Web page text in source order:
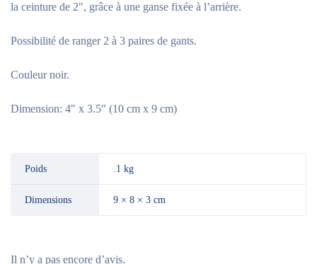
la ceinture de 2″, grâce à une ganse fixée à l’arrière.
Possibilité de ranger 2 à 3 paires de gants.
Couleur noir.
Dimension: 4″ x 3.5″ (10 cm x 9 cm)
Poids .1 kg
Dimensions 9 × 8 × 3 cm
Il n’y a pas encore d’avis.